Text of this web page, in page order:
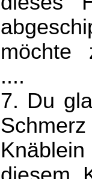
möchte
....
7. Du